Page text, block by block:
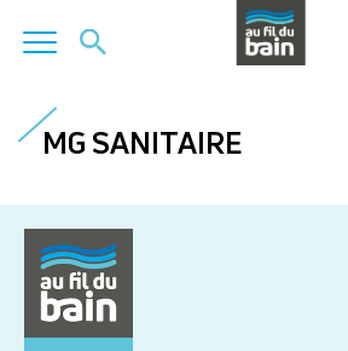
contenuMG SANITAIRE